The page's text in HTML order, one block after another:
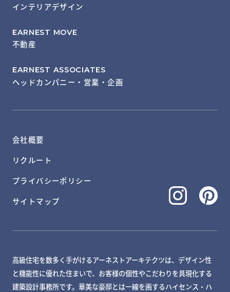
インテリアデザイン
EARNEST MOVE
不動産
EARNEST ASSOCIATES
ヘッドカンパニー・営業・企画
会社概要
リクルート
プライバシーポリシー
サイトマップ
高級住宅を数多く手がけるアーネストアーキテクツは、デザイン性
と機能性に優れた住まいで、お客様の個性やこだわりを具現化する
建築設計事務所です。華美な豪邸とは一線を画するハイセンス・ハ